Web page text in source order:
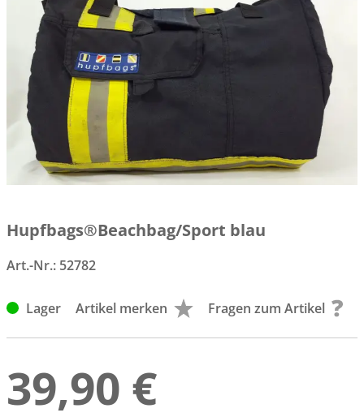
Hupfbags®Beachbag/Sport blau
Art.-Nr.: 52782
Lager Artikel merken Fragen zum Artikel
39,90 €